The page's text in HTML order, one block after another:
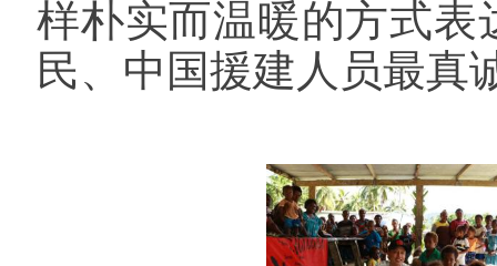
样朴实而温暖的方式表
民、中国援建人员最真